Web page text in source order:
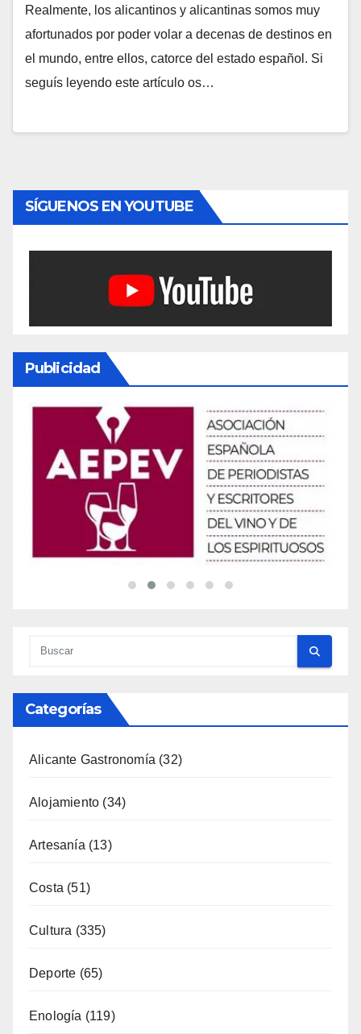
Realmente, los alicantinos y alicantinas somos muy
afortunados por poder volar a decenas de destinos en
el mundo, entre ellos, catorce del estado español. Si
seguís leyendo este artículo os…
SÍGUENOS EN YOUTUBE
Publicidad
Categorías
Alicante Gastronomía (32)
Alojamiento (34)
Artesanía (13)
Costa (51)
Cultura (335)
Deporte (65)
Enología (119)